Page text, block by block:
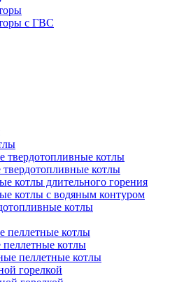
с ГВС
твердотопливные котлы
котлы
котлы длительного горения
котлы с водяным контуром
котлы
пеллетные котлы
котлы
пеллетные котлы
горелкой